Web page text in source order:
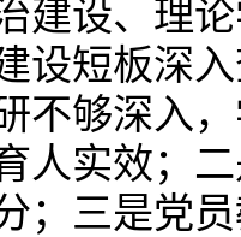
建设、理
设短板深
不够深入
人实效；
；三是党